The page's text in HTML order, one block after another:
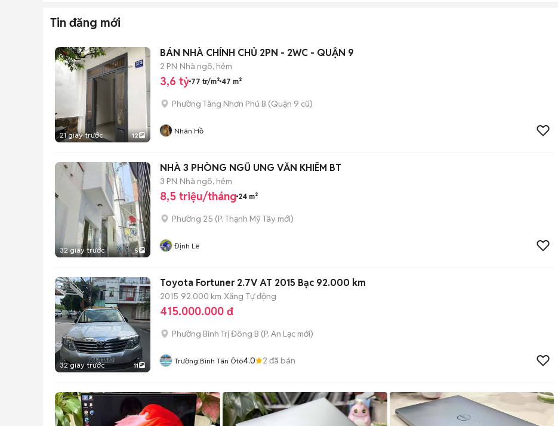
Tin đăng mới
21 giây trước 12
BÁN NHÀ CHÍNH CHỦ 2PN - 2WC - QUẬN 9
2 PN Nhà ngõ, hẻm
3,6 tỷ 77 tr/m² 47 m²
Phường Tăng Nhơn Phú B (Quận 9 cũ)
Nhân Hồ
32 giây trước 5
NHÀ 3 PHÒNG NGŨ UNG VĂN KHIÊM BT
3 PN Nhà ngõ, hẻm
8,5 triệu/tháng 24 m²
Phường 25 (P. Thạnh Mỹ Tây mới)
Định Lê
32 giây trước 11
Toyota Fortuner 2.7V AT 2015 Bạc 92.000 km
2015 92.000 km Xăng Tự động
415.000.000 đ
Phường Bình Trị Đông B (P. An Lạc mới)
Trường Bình Tân Ôtô4.0 2 đã bán